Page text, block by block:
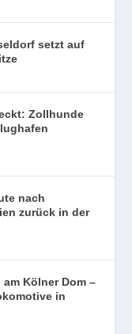
setzt auf
Zollhunde
nach
zurück in der
Kölner Dom –
in